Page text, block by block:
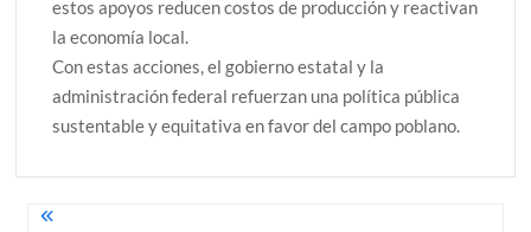
estos apoyos reducen costos de producción y reactivan
la economía local.
Con estas acciones, el gobierno estatal y la
administración federal refuerzan una política pública
sustentable y equitativa en favor del campo poblano.
Navegación